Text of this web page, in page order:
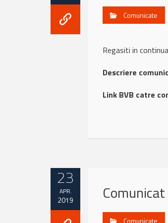
Comunicate
Regasiti in
Descriere
Link BVB catre
23
APR.
2019
Comunicate